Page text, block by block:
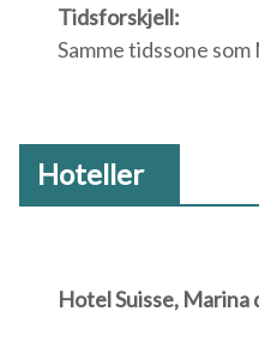
Tidsforskjell:
Samme tidssone som
Hoteller
Hotel Suisse, Marina